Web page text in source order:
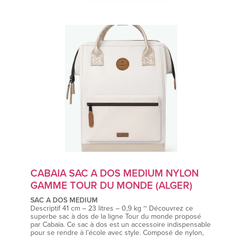
CABAIA SAC A DOS MEDIUM NYLON
GAMME TOUR DU MONDE (ALGER)
SAC A DOS MEDIUM
Descriptif 41 cm – 23 litres – 0,9 kg ~ Découvrez ce
superbe sac à dos de la ligne Tour du monde proposé
par Cabaïa. Ce sac à dos est un accessoire indispensable
pour se rendre à l’école avec style. Composé de nylon,